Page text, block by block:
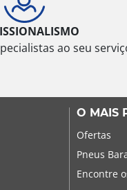
ao seu
O MAIS
Ofertas
Pneus
Encontre